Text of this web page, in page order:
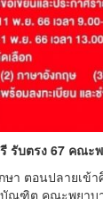
รับตรง 67 คณะ
า ตอนปลายเข้
ณฑิต คณะพยาบ